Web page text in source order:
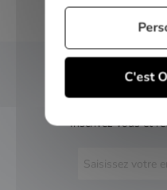
Inscrivez-vous et
C'est